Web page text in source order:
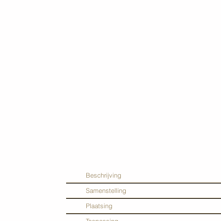
Beschrijving
Samenstelling
Plaatsing